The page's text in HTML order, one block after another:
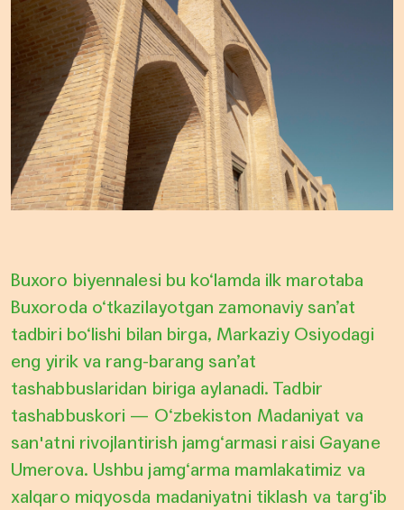
Buxoro biyennalesi bu ko‘lamda ilk marotaba
Buxoroda o‘tkazilayotgan zamonaviy san’at
tadbiri bo‘lishi bilan birga, Markaziy Osiyodagi
eng yirik va rang-barang san’at
tashabbuslaridan biriga aylanadi. Tadbir
tashabbuskori — O‘zbekiston Madaniyat va
san'atni rivojlantirish jamg‘armasi raisi Gayane
Umerova. Ushbu jamg‘arma mamlakatimiz va
xalqaro miqyosda madaniyatni tiklash va targ‘ib